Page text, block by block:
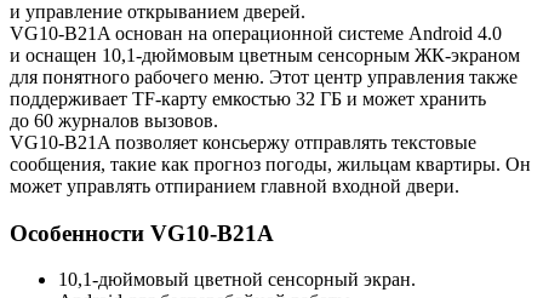
и управление открыванием дверей.
VG10-B21A основан на операционной системе Android 4.0
и оснащен 10,1-дюймовым цветным сенсорным ЖК-экраном
для понятного рабочего меню. Этот центр управления также
поддерживает TF-карту емкостью 32 ГБ и может хранить
до 60 журналов вызовов.
VG10-B21A позволяет консьержу отправлять текстовые
сообщения, такие как прогноз погоды, жильцам квартиры. Он
может управлять отпиранием главной входной двери.
Особенности VG10-B21A
10,1-дюймовый цветной сенсорный экран.